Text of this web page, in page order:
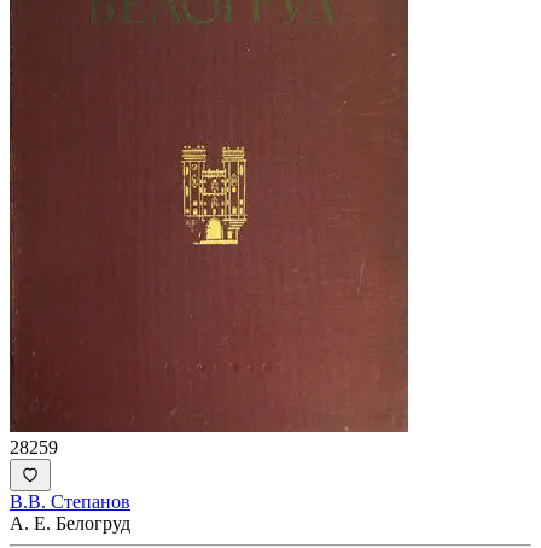
28259
В.В. Степанов
А. Е. Белогруд